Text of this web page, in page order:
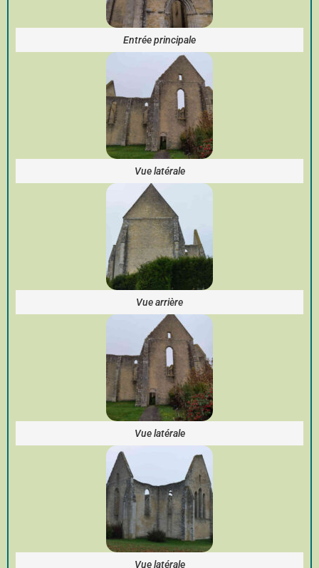
Entrée principale
Vue latérale
Vue arrière
Vue latérale
Vue latérale